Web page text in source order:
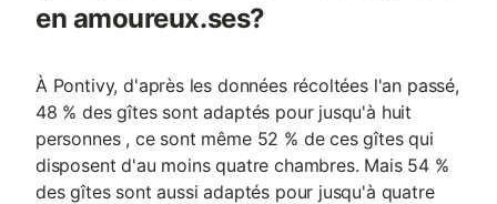
en amoureux.ses?
À Pontivy, d'après les données récoltées l'an passé,
48 % des gîtes sont adaptés pour jusqu'à huit
personnes , ce sont même 52 % de ces gîtes qui
disposent d'au moins quatre chambres. Mais 54 %
des gîtes sont aussi adaptés pour jusqu'à quatre